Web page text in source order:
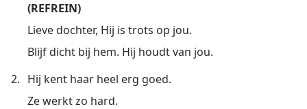
(REFREIN)
Lieve dochter, Hij is trots op jou.
Blijf dicht bij hem. Hij houdt van jou.
2. Hij kent haar heel erg goed.
Ze werkt zo hard.